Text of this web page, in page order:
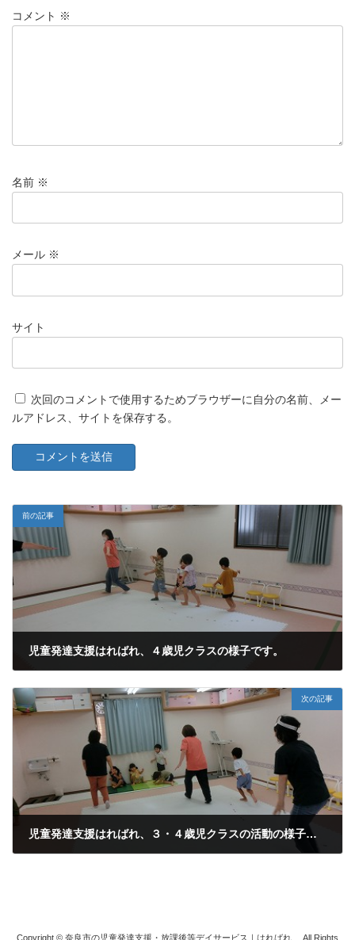
コメント ※
名前 ※
メール ※
サイト
次回のコメントで使用するためブラウザーに自分の名前、メー
ルアドレス、サイトを保存する。
前の記事
児童発達支援はればれ、４歳児クラスの様子です。
次の記事
児童発達支援はればれ、３・４歳児クラスの活動の様子です。みんなで楽しく遊んでいます。
Copyright © 奈良市の児童発達支援・放課後等デイサービス｜はればれ All Rights